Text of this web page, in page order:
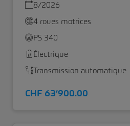
8/2026
4 roues motrices
PS 340
Électrique
Transmission automatique
CHF 63’900.00